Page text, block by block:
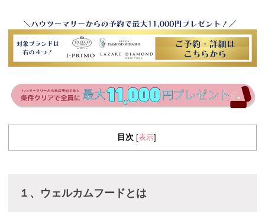
目次 表示
１、ウェルカムフードとは